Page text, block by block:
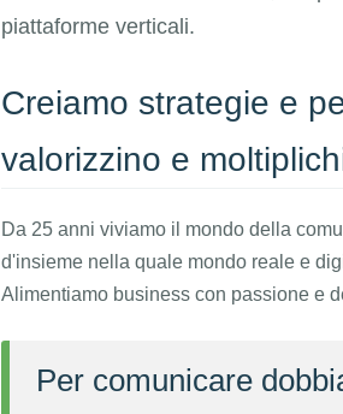
piattaforme verticali.
Creiamo strategie e
valorizzino e
Da 25 anni viviamo il mondo della
d'insieme nella quale mondo reale e
Alimentiamo business con passione e
Per comunicare